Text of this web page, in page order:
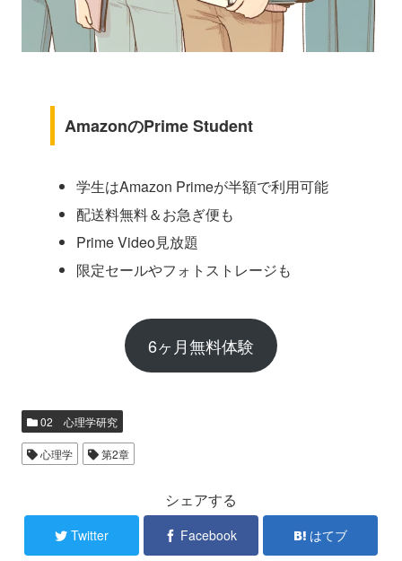
AmazonのPrime Student
学生はAmazon Primeが半額で利用可能
配送料無料＆お急ぎ便も
Prime Video見放題
限定セールやフォトストレージも
6ヶ月無料体験
02 心理学研究
心理学 第2章
シェアする
Twitter Facebook はてブ